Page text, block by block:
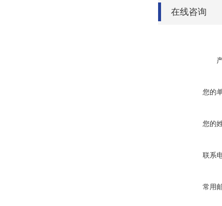
在线咨询
您的
您的
联系
常用